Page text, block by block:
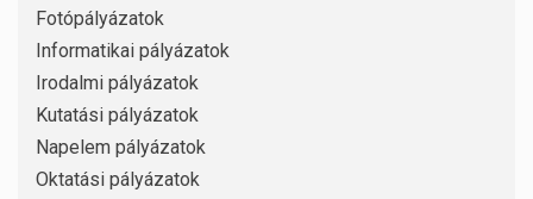
Fotópályázatok
Informatikai pályázatok
Irodalmi pályázatok
Kutatási pályázatok
Napelem pályázatok
Oktatási pályázatok